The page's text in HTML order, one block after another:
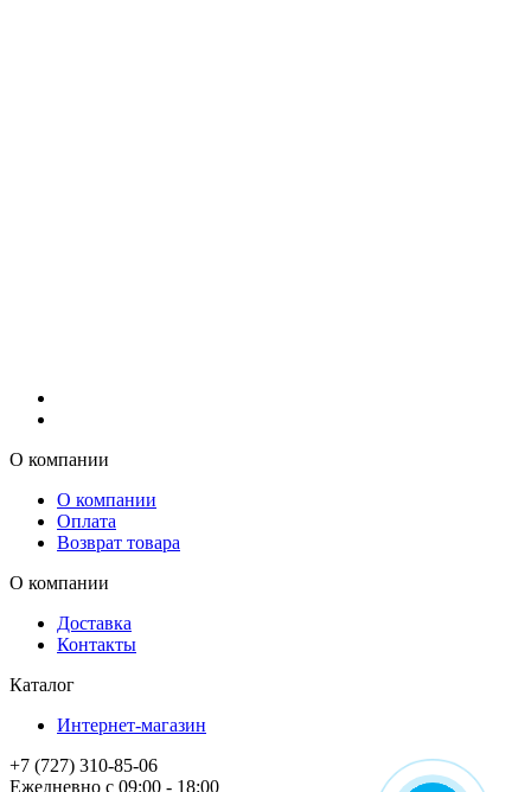
О компании
О компании
Оплата
Возврат товара
О компании
Доставка
Контакты
Каталог
Интернет-магазин
+7 (727) 310-85-06
Ежедневно с 09:00 - 18:00